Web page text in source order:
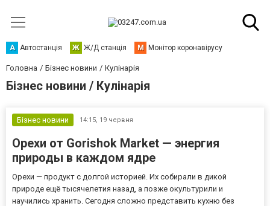
А Автостанція Ж Ж/Д станція М Монітор коронавірусу
Головна Бізнес новини Кулінарія
Бізнес новини / Кулінарія
Бізнес новини 14:15, 19 червня
Орехи от Gorishok Market — энергия
природы в каждом ядре
Орехи — продукт с долгой историей. Их собирали в дикой
природе ещё тысячелетия назад, а позже окультурили и
научились хранить. Сегодня сложно представить кухню без